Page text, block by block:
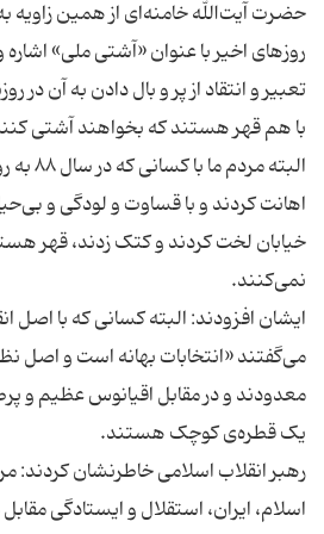
حضرت آیت‌الله خامنه‌ای از همین زاویه
روزهای اخیر با عنوان «آشتی ملی»
تعبیر و انتقاد از پر و بال دادن به آن در
با هم قهر هستند که بخواهند آشتی
البته
اهانت کردند و با قساوت و لودگی و
خیابان لخت کردند و کتک زدند، قهر
ایشان افزودند: البته کسانی که با اصل
می‌گفتند «انتخابات بهانه است و اصل
معدودند و در مقابل اقیانوس عظیم و
رهبر انقلاب اسلامی خاطرنشان کردند:
اسلام، ایران، استقلال و ایستادگی